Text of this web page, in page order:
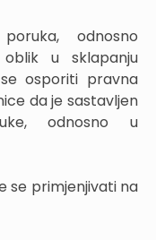
odnosno
u sklapanju
osporiti pravna
da je sastavljen
odnosno u
se primjenjivati na